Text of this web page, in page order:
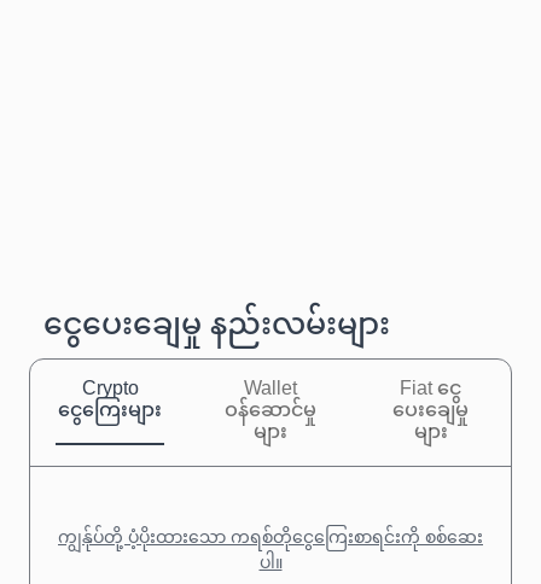
ငွေပေးချေမှု နည်းလမ်းများ
Crypto
ငွေကြေးများ
Wallet
ဝန်ဆောင်မှု
များ
Fiat ငွေ
ပေးချေမှု
များ
ကျွန်ုပ်တို့ ပံ့ပိုးထားသော ကရစ်တိုငွေကြေးစာရင်းကို စစ်ဆေး
ပါ။